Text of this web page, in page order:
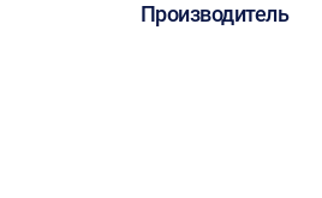
Производитель